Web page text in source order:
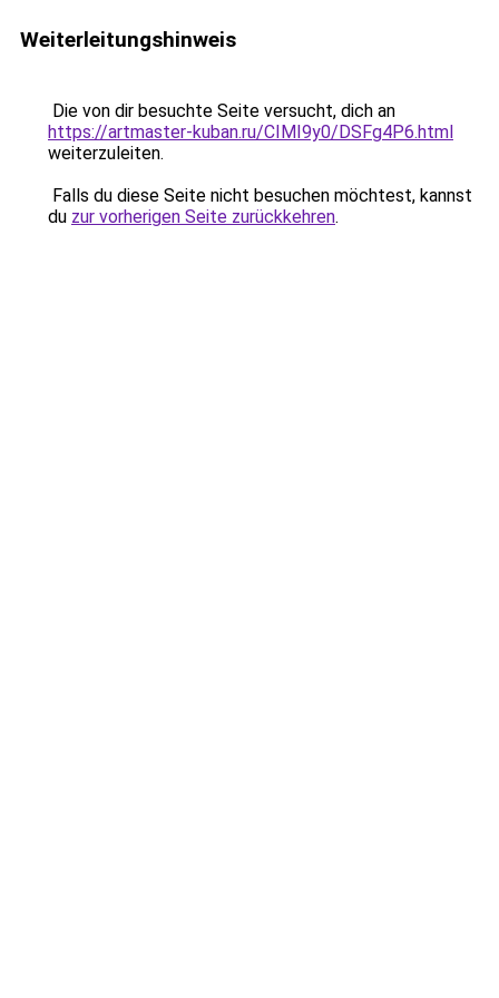
Weiterleitungshinweis
Die von dir besuchte Seite versucht, dich an
https://artmaster-kuban.ru/CIMI9y0/DSFg4P6.html
weiterzuleiten.
Falls du diese Seite nicht besuchen möchtest, kannst
du zur vorherigen Seite zurückkehren.